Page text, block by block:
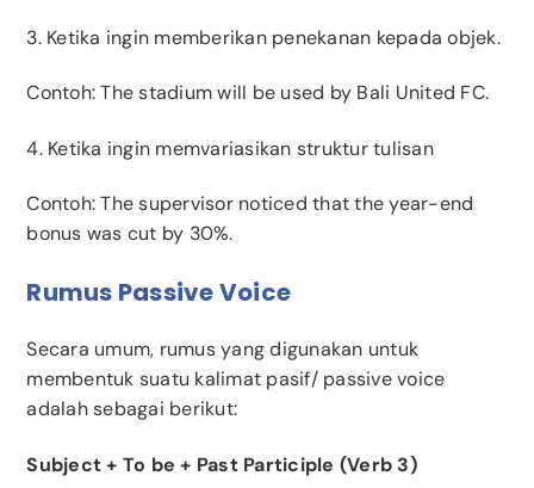
3. Ketika ingin memberikan penekanan kepada objek.
Contoh: The stadium will be used by Bali United FC.
4. Ketika ingin memvariasikan struktur tulisan
Contoh: The supervisor noticed that the year-end
bonus was cut by 30%.
Rumus Passive Voice
Secara umum, rumus yang digunakan untuk
membentuk suatu kalimat pasif/ passive voice
adalah sebagai berikut:
Subject + To be + Past Participle (Verb 3)